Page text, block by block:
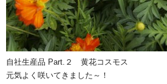
自社生産品 Part.２ 黄花コスモス
元気よく咲いてきました～！